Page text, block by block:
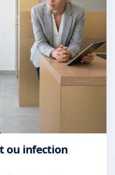
ou infection